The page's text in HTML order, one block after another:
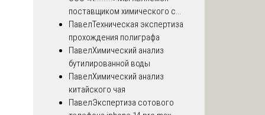
поставщиком химического с...
ПавелТехническая экспертиза
прохождения полиграфа
ПавелХимический анализ
бутилированной воды
ПавелХимический анализ
китайского чая
ПавелЭкспертиза сотового